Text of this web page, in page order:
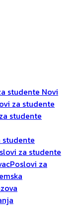
studente Novi
za studente
studente
studente
za studente
Poslovi za